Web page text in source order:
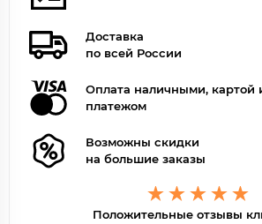
Доставка
по всей России
Оплата наличными, картой
платежом
Возможны скидки
на большие заказы
Положительные отзывы